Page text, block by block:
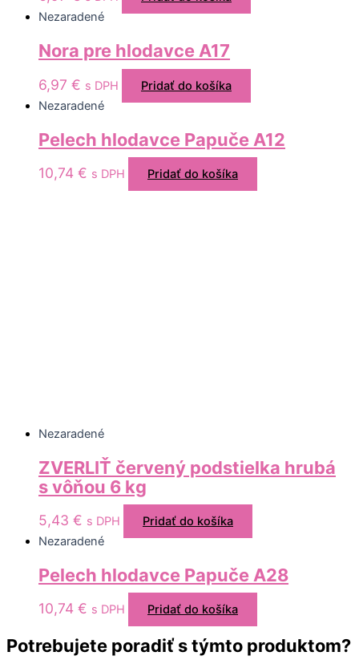
Nezaradené
Nora pre hlodavce A17
6,97 € s DPH
Pridať do košíka
Nezaradené
Pelech hlodavce Papuče A12
10,74 € s DPH Pridať do košíka
Nezaradené
ZVERLIŤ červený podstielka hrubá
s vôňou 6 kg
5,43 € s DPH
Pridať do košíka
Nezaradené
Pelech hlodavce Papuče A28
10,74 € s DPH Pridať do košíka
Potrebujete poradiť s týmto produktom?